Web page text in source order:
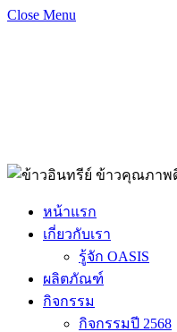
Close Menu
หน้าแรก
เกี่ยวกับเรา
รู้จัก OASIS
ผลิตภัณฑ์
กิจกรรม
กิจกรรมปี 2568